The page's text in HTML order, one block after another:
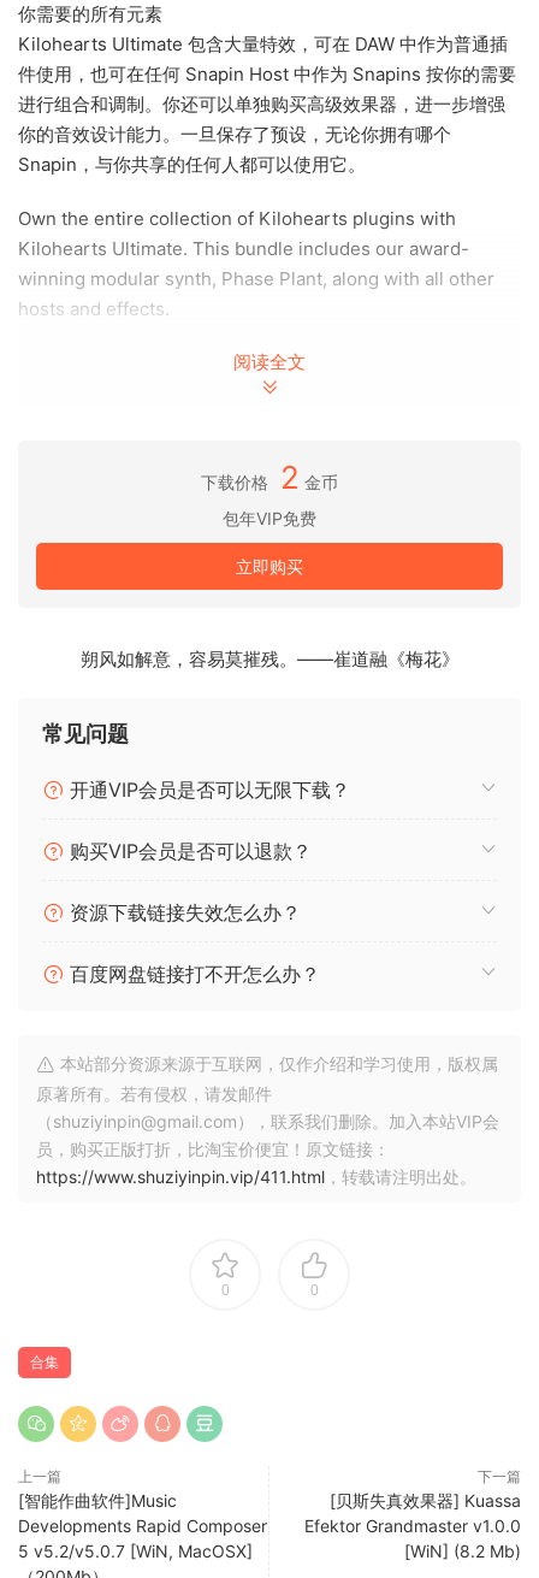
你需要的所有元素
Kilohearts Ultimate 包含大量特效，可在 DAW 中作为普通插
件使用，也可在任何 Snapin Host 中作为 Snapins 按你的需要
进行组合和调制。你还可以单独购买高级效果器，进一步增强
你的音效设计能力。一旦保存了预设，无论你拥有哪个
Snapin，与你共享的任何人都可以使用它。
Own the entire collection of Kilohearts plugins with
Kilohearts Ultimate. This bundle includes our award-
winning modular synth, Phase Plant, along with all other
hosts and effects.
Build your own Modular Synths and Effects
The open modular architecture of the Kilohearts
Multipass, and Snap Heap. Whether you need something
simple and functional or something complex and
experimental, you now have all the tools you need. Just
Kilohearts Ultimate includes a huge range of effects which
to be combined and modulated as you desire in any Snapin
Host. Premium Effects are available to buy separately to
further bolster your sound design capabilities. Once a
preset is saved anyone you share it with will be able to use
it regardless of which Snapins they own.
阅读全文
下载价格 2 金币
包年VIP免费
立即购买
朔风如解意，容易莫摧残。——崔道融《梅花》
常见问题
开通VIP会员是否可以无限下载？
购买VIP会员是否可以退款？
资源下载链接失效怎么办？
百度网盘链接打不开怎么办？
本站部分资源来源于互联网，仅作介绍和学习使用，版权属
原著所有。若有侵权，请发邮件
（shuziyinpin@gmail.com），联系我们删除。加入本站VIP会
员，购买正版打折，比淘宝价便宜！原文链接：
https://www.shuziyinpin.vip/411.html ，转载请注明出处。
0 0
合集
上一篇
[智能作曲软件]Music
Developments Rapid Composer
5 v5.2/v5.0.7 [WiN, MacOSX]
下一篇
[贝斯失真效果器] Kuassa
Efektor Grandmaster v1.0.0
[WiN] (8.2 Mb)